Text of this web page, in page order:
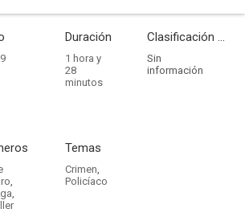
Duración
1 hora y
28
minutos
Clasificación por edades
Sin
información
,
,
Temas
Crimen,
Policíaco